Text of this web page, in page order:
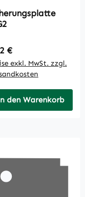
Preis:
€
exkl. MwSt. zzgl.
den Warenkorb